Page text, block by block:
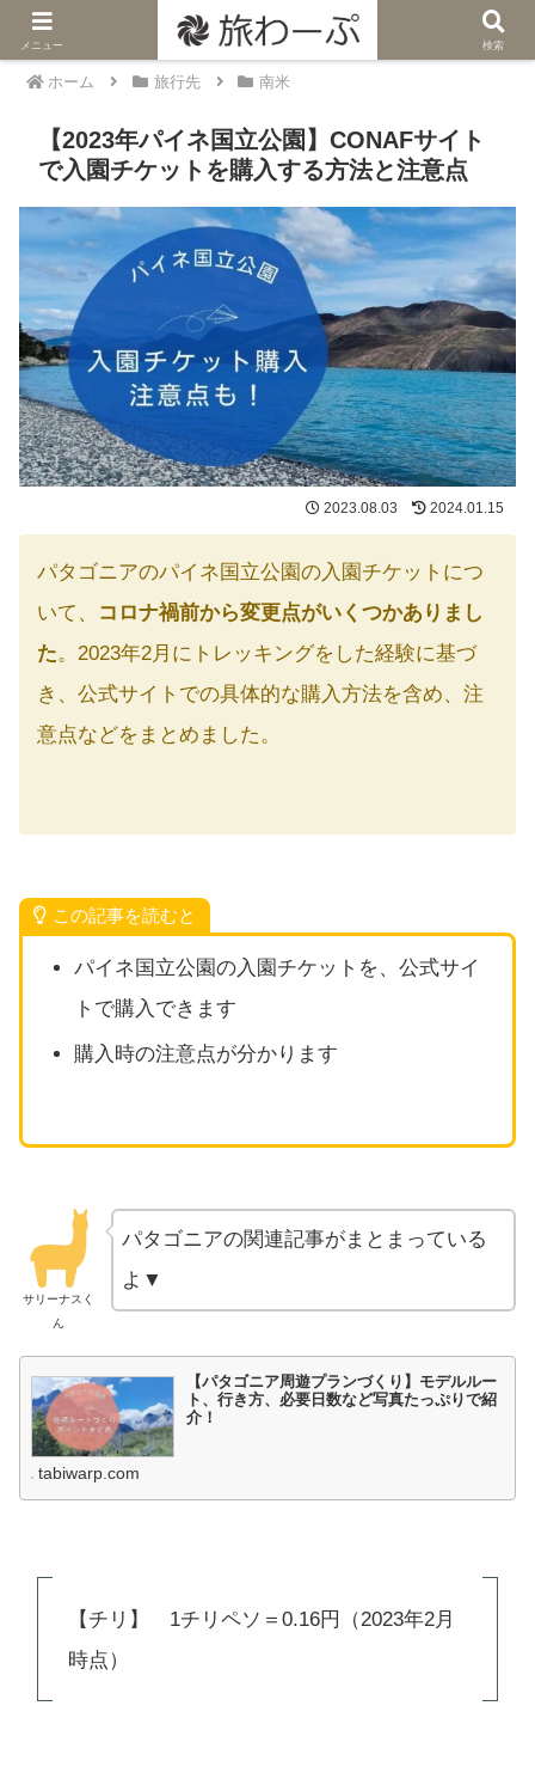
ホーム 旅行先 南米
【2023年パイネ国立公園】CONAFサイト
で入園チケットを購入する方法と注意点
2023.08.03 2024.01.15
パタゴニアのパイネ国立公園の入園チケットにつ
いて、
コロナ禍前から変更点がいくつかありまし
た。2023年2月にトレッキングをした経験に基づ
き、公式サイトでの具体的な購入方法を含め、注
意点などをまとめました。
この記事を読むと
パイネ国立公園の入園チケットを、公式サイ
トで購入できます
購入時の注意点が分かります
サリーナスく
ん
パタゴニアの関連記事がまとまっている
よ▼
【パタゴニア周遊プランづくり】モデルルー
ト、行き方、必要日数など写真たっぷりで紹
介！
tabiwarp.com
【チリ】 1チリペソ＝0.16円（2023年2月
時点）
メニュー 検索